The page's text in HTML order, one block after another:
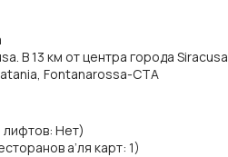
В 13 км от центра города Siracusa
Fontanarossa-CTA
лифтов: Нет)
а’ля карт: 1)